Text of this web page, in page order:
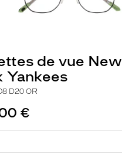
de vue New
Yankees
D20 OR
€